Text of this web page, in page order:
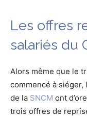
Les offres
salariés du
Alors même que le
commencé à siéger,
de la SNCM ont
trois offres de